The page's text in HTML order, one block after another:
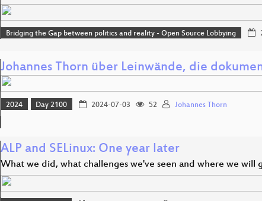
Bridging the Gap between politics and reality - Open Source Lobbying
Johannes Thorn über Leinwände, die
2024 Day 2100 2024-07-03 52 Johannes Thorn
ALP and SELinux: One year later
What we did, what challenges we've seen and where we will